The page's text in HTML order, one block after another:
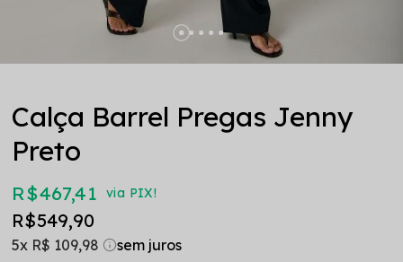
Calça Barrel Pregas Jenny
Preto
R$ 467,41 via PIX!
R$ 549,90
5x R$ 109,98